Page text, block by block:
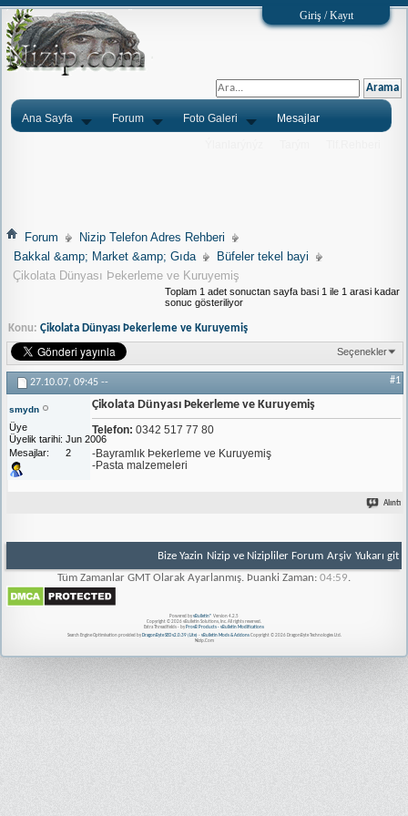
Giriş / Kayıt
Ana Sayfa Forum Foto Galeri Mesajlar
Forum
Nizip Telefon Adres Rehberi
Bakkal &amp; Market &amp; Gıda
Büfeler tekel bayi
Çikolata Dünyası Þekerleme ve Kuruyemiş
Toplam 1 adet sonuctan sayfa basi 1 ile 1 arasi kadar
sonuc gösteriliyor
Konu: Çikolata Dünyası Þekerleme ve Kuruyemiş
Seçenekler
27.10.07, 09:45 -- #1
smydn
Üye
Üyelik tarihi Jun 2006
Mesajlar
2
Çikolata Dünyası Þekerleme ve Kuruyemiş
Telefon: 0342 517 77 80
-Bayramlık Þekerleme ve Kuruyemiş
-Pasta malzemeleri
Alıntı
Bize Yazin Nizip ve Nizipliler Forum Arşiv Yukarı git
Tüm Zamanlar GMT Olarak Ayarlanmış. Þuanki Zaman: 04:59.
Powered by vBulletin® Version 4.2.5
Copyright © 2026 vBulletin Solutions, Inc. All rights reserved.
Extra Threadfields - by ProvB Products - vBulletin Modifications
Search Engine Optimisation provided by DragonByte SEO v2.0.39 (Lite)- vBulletin Mods & AddonsCopyright © 2026 DragonByte Technologies Ltd.
Nizip.Com